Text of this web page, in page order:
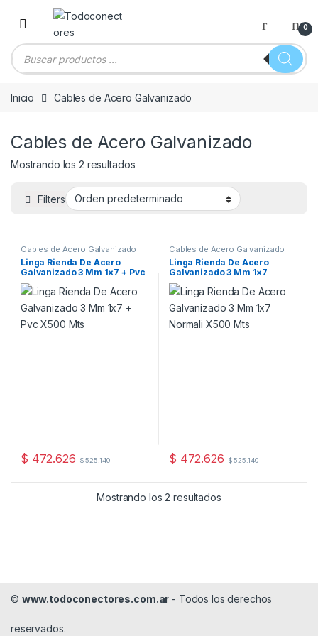
Skip to navigation
Skip to content
0
Búsqueda de productos
Inicio Cables de Acero Galvanizado
Cables de Acero Galvanizado
Mostrando los 2 resultados
Filters
Cables de Acero Galvanizado
Linga Rienda De Acero
Galvanizado 3 Mm 1×7 + Pvc
X500 Mts
$ 472.626 $525.140
Cables de Acero Galvanizado
Linga Rienda De Acero
Galvanizado 3 Mm 1×7
Normali X500 Mts
$ 472.626 $525.140
Mostrando los 2 resultados
© www.todoconectores.com.ar - Todos los derechos
reservados.